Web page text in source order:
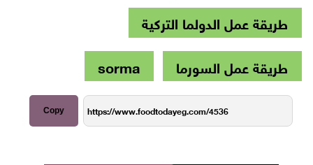
طريقة عمل الدولما التركية
طريقة عمل السورما
sorma
Copy